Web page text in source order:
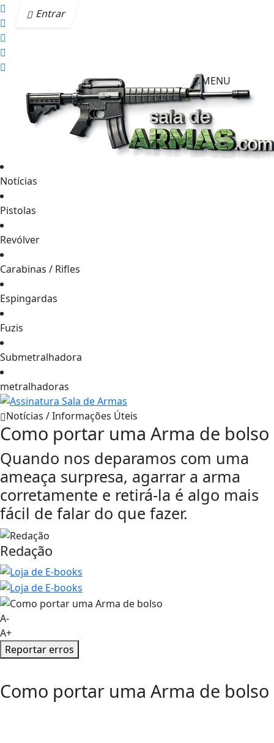
Entrar
MENU
Notícias
Pistolas
Revólver
Carabinas / Rifles
Espingardas
Fuzis
Submetralhadora
metralhadoras
Notícias / Informações Úteis
Como portar uma Arma de bolso
Quando nos deparamos com uma
ameaça surpresa, agarrar a arma
corretamente e retirá-la é algo mais
fácil de falar do que fazer.
Redação
A-
A+
Reportar erros
Como portar uma Arma de bolso